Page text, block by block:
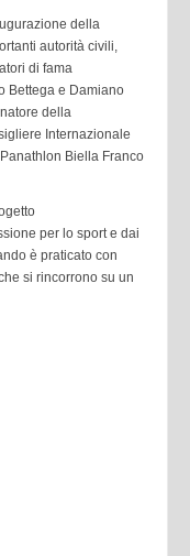
della
autorità civili,
di fama
Bettega e Damiano
della
Internazionale
Biella Franco
per lo sport e dai
è praticato con
si rincorrono su un